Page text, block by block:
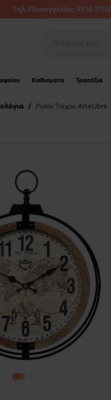
Τηλ. Παραγγελίες: 2810
Καθίσματα Τραπέζια
/ Ρολόι Τοίχου